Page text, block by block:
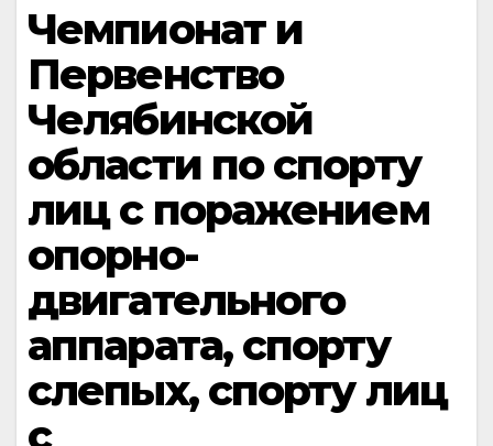
Чемпионат и
Первенство
Челябинской
области по спорту
лиц с поражением
опорно-
двигательного
аппарата, спорту
слепых, спорту лиц
с